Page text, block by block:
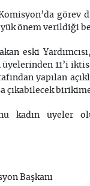
önem verildiği
eski
11’i
yapılan
kadın üyeler
Başkanı